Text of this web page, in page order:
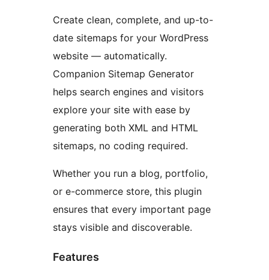
Create clean, complete, and up-to-
date sitemaps for your WordPress
website — automatically.
Companion Sitemap Generator
helps search engines and visitors
explore your site with ease by
generating both XML and HTML
sitemaps, no coding required.
Whether you run a blog, portfolio,
or e-commerce store, this plugin
ensures that every important page
stays visible and discoverable.
Features